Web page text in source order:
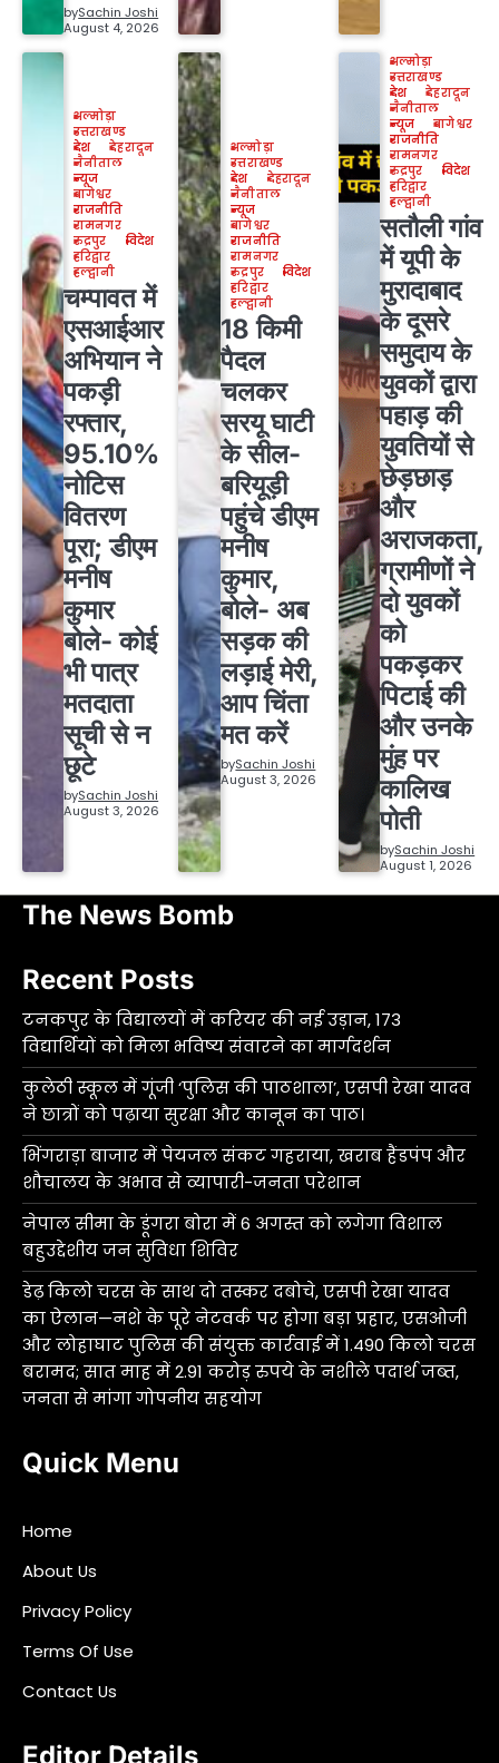
bySachin Joshi
August 4, 2026
अल्मोड़ा
उत्तराखण्ड
देश
देहरादून
नैनीताल
न्यूज
बागेश्वर
राजनीति
रामनगर
रुद्रपुर
विदेश
हरिद्वार
हल्द्वानी
चम्पावत में
एसआईआर
अभियान ने
पकड़ी
रफ्तार,
95.10%
नोटिस
वितरण
पूरा; डीएम
मनीष
कुमार
बोले- कोई
भी पात्र
मतदाता
सूची से न
छूटे
bySachin Joshi
August 3, 2026
अल्मोड़ा
उत्तराखण्ड
देश
देहरादून
नैनीताल
न्यूज
बागेश्वर
राजनीति
रामनगर
रुद्रपुर
विदेश
हरिद्वार
हल्द्वानी
18 किमी
पैदल
चलकर
सरयू घाटी
के सील-
बरियूड़ी
पहुंचे डीएम
मनीष
कुमार,
बोले- अब
सड़क की
लड़ाई मेरी,
आप चिंता
मत करें
bySachin Joshi
August 3, 2026
अल्मोड़ा
उत्तराखण्ड
देश
देहरादून
नैनीताल
न्यूज
बागेश्वर
राजनीति
रामनगर
रुद्रपुर
विदेश
हरिद्वार
हल्द्वानी
सतौली गांव
में यूपी के
मुरादाबाद
के दूसरे
समुदाय के
युवकों द्वारा
पहाड़ की
युवतियों से
छेड़छाड़
और
अराजकता,
ग्रामीणों ने
दो युवकों
को
पकड़कर
पिटाई की
और उनके
मुंह पर
कालिख
पोती
bySachin Joshi
August 1, 2026
The News Bomb
Recent Posts
टनकपुर के विद्यालयों में करियर की नई उड़ान, 173
विद्यार्थियों को मिला भविष्य संवारने का मार्गदर्शन
कुलेठी स्कूल में गूंजी ‘पुलिस की पाठशाला’, एसपी रेखा यादव
ने छात्रों को पढ़ाया सुरक्षा और कानून का पाठ।
भिंगराड़ा बाजार में पेयजल संकट गहराया, खराब हैंडपंप और
शौचालय के अभाव से व्यापारी-जनता परेशान
नेपाल सीमा के डूंगरा बोरा में 6 अगस्त को लगेगा विशाल
बहुउद्देशीय जन सुविधा शिविर
डेढ़ किलो चरस के साथ दो तस्कर दबोचे, एसपी रेखा यादव
का ऐलान—नशे के पूरे नेटवर्क पर होगा बड़ा प्रहार, एसओजी
और लोहाघाट पुलिस की संयुक्त कार्रवाई में 1.490 किलो चरस
बरामद; सात माह में 2.91 करोड़ रुपये के नशीले पदार्थ जब्त,
जनता से मांगा गोपनीय सहयोग
Quick Menu
Home
About Us
Privacy Policy
Terms Of Use
Contact Us
Editor Details